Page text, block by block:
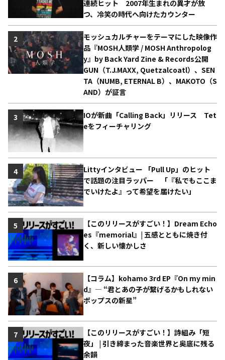
連続ヒット 2007年生まれの異才が放
つ、冷笑の時代へ向けたカウンター
モッシュカルチャーをテーマにした映像作
品『MOSH人類学 / MOSH Anthropolog
y』by Back Yard Zine & Records公開
GUN（T.J.MAXX, Quetzalcoatl）、SEN
TA（NUMB, ETERNAL B）、MAKOTO（S
AND）が証言
2
IOが新曲「Calling Back」リリース Tet
eをフィーチャリング
3
Littyインタビュー 「Pull Up」のヒット
で話題の注目ラッパー 「『私でもここま
でいけたよ』って希望を届けたい」
4
【このリリースがすごい！】Dream Echo
es『memorial』| 五感とともに焼き付
く、新しい懐かしさ
5
【コラム】kohamo 3rd EP『On my min
d』― “君とあの子が繋げるかもしれない
ポップスの新星”
6
【このリリースがすごい！】詩組み「短
夜」 | 引き締まった音楽世界と奥底に残る
余韻
7